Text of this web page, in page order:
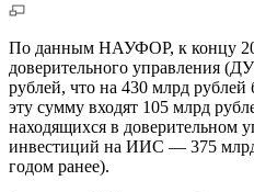
По данным НАУФОР, к концу
доверительного управления
рублей, что на 430 млрд
эту сумму входят 105 млрд
находящихся в доверительном
инвестиций на ИИС — 375
годом ранее).